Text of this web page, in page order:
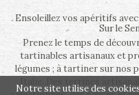
Ensoleillez vos apéritifs
Sur le
Prenez le temps de
tartinables artisanaux et
légumes ; à tartiner sur nos
Italie. Des terrines
Notre site utilise des